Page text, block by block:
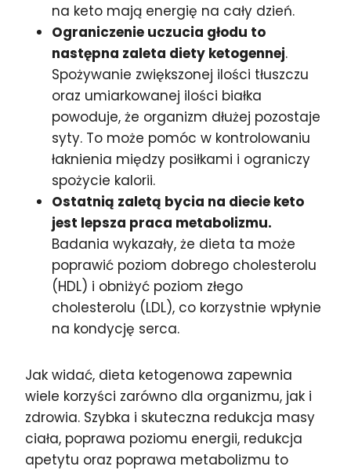
na keto mają energię na cały dzień.
Ograniczenie uczucia głodu to
następna zaleta diety ketogennej.
Spożywanie zwiększonej ilości tłuszczu
oraz umiarkowanej ilości białka
powoduje, że organizm dłużej pozostaje
syty. To może pomóc w kontrolowaniu
łaknienia między posiłkami i ograniczy
spożycie kalorii.
Ostatnią zaletą bycia na diecie keto
jest lepsza praca metabolizmu.
Badania wykazały, że dieta ta może
poprawić poziom dobrego cholesterolu
(HDL) i obniżyć poziom złego
cholesterolu (LDL), co korzystnie wpłynie
na kondycję serca.
Jak widać, dieta ketogenowa zapewnia
wiele korzyści zarówno dla organizmu, jak i
zdrowia. Szybka i skuteczna redukcja masy
ciała, poprawa poziomu energii, redukcja
apetytu oraz poprawa metabolizmu to